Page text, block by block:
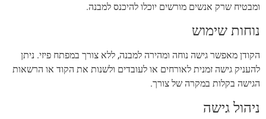
ומבטיח שרק אנשים מורשים יוכלו להיכנס למבנה.
נוחות שימוש
הקודן מאפשר גישה נוחה ומהירה למבנה, ללא צורך במפתח פיזי. ניתן
להעניק גישה זמנית לאורחים או לעובדים ולשנות את הקוד או הרשאות
הגישה בקלות במקרה של צורך.
ניהול גישה